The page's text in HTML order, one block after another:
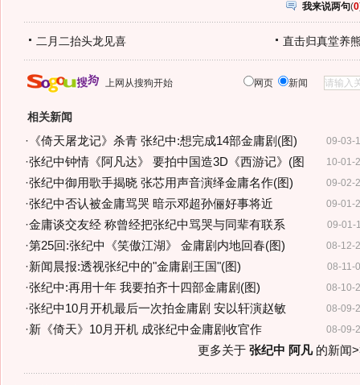
我来说两句(0
二月二抬头龙见喜 直击归真堂养
上网从搜狗开始 网页 新闻
相关新闻
09-03-
· 《倚天屠龙记》杀青 张纪中:想完成14部金庸剧(图)
10-01-
·张纪中钟情《阿凡达》 要拍中国造3D《西游记》(图
09-02-
·张纪中御用歌手揭晓 张芯用声音演绎金庸名作(图)
09-01-
·张纪中否认被金庸骂哭 暗示邓超孙俪好事将近
09-01-
·金庸谈交友经 称曾经把张纪中骂哭与同辈有联系
08-12-
·第25回:张纪中《笑傲江湖》 金庸剧内地回春(图)
08-11-
·新闻晨报:透视张纪中的"金庸剧王国"(图)
08-10-
·张纪中:再用十年 我要拍齐十四部金庸剧(图)
08-09-
·张纪中10月开机最后一次拍金庸剧 安以轩演赵敏
08-09-
·新《倚天》10月开机 成张纪中金庸剧收官作
更多关于 张纪中 阿凡的新闻